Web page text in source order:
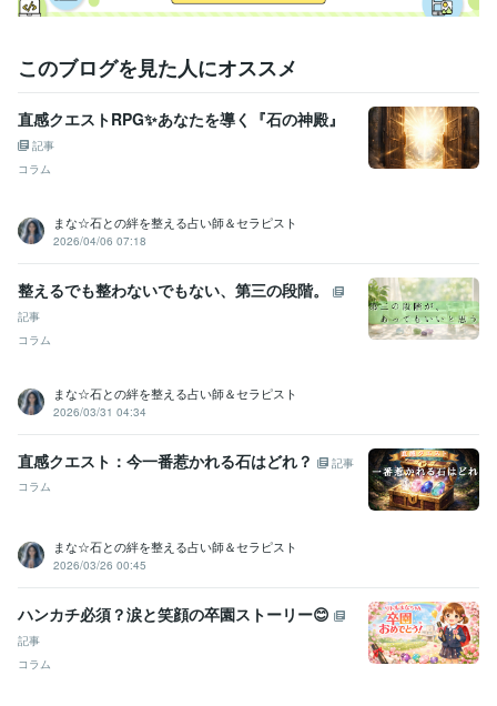
このブログを見た人にオススメ
直感クエストRPG✨あなたを導く『石の神殿』
記事
コラム
まな☆石との絆を整える占い師＆セラピスト
2026/04/06 07:18
整えるでも整わないでもない、第三の段階。
記事
コラム
まな☆石との絆を整える占い師＆セラピスト
2026/03/31 04:34
直感クエスト：今一番惹かれる石はどれ？
記事
コラム
まな☆石との絆を整える占い師＆セラピスト
2026/03/26 00:45
ハンカチ必須？涙と笑顔の卒園ストーリー😊
記事
コラム